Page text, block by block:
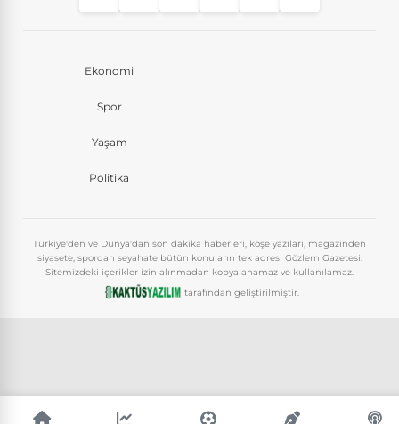
Ekonomi
Spor
Yaşam
Politika
Türkiye'den ve Dünya'dan son dakika haberleri, köşe yazıları, magazinden
siyasete, spordan seyahate bütün konuların tek adresi Gözlem Gazetesi.
Sitemizdeki içerikler izin alınmadan kopyalanamaz ve kullanılamaz.
tarafından geliştirilmiştir.